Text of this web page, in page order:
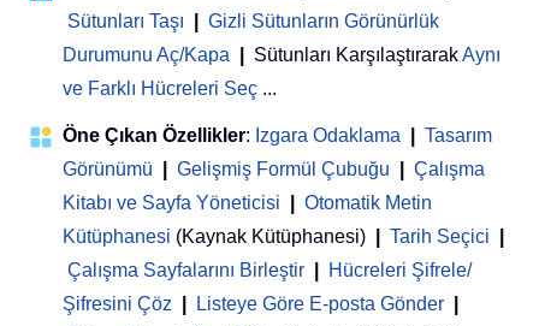
Sütunları Taşı
Gizli Sütunların Görünürlük
Durumunu Aç/Kapa
Sütunları KarşılaştırarakAynı
ve Farklı Hücreleri Seç ...
Öne Çıkan Özellikler: Izgara Odaklama
Tasarım
Görünümü
Gelişmiş Formül Çubuğu
Çalışma
Kitabı ve Sayfa Yöneticisi
Otomatik Metin
Kütüphanesi (Kaynak Kütüphanesi) Tarih Seçici
Çalışma Sayfalarını Birleştir
Hücreleri Şifrele/
Şifresini Çöz
Listeye Göre E-posta Gönder